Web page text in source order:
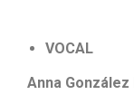
VOCAL
Anna González